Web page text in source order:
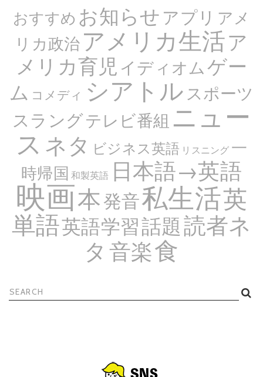
おすすめ お知らせアプリ アメ
リカ政治アメリカ生活ア
メリカ育児 イディオムゲー
ム コメディ シアトルスポーツ
スラングテレビ番組 ニュー
ス ネタ ビジネス英語 リスニング 一
時帰国 和製英語 日本語→英語
映画本発音私生活英
単語英語学習話題読者ネ
タ 音楽食